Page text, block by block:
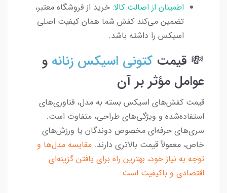
اطمینان از اصالت کالا: خرید از فروشگاه معتبر،
تضمین می‌کند کفش شما همان کیفیت اصلی
اسیکس را داشته باشد.
💸 قیمت کتونی اسیکس زنانه و
عوامل مؤثر بر آن
قیمت کفش‌های اسیکس بسته به مدل، فناوری‌های
استفاده‌شده و ویژگی‌های طراحی، متفاوت است.
سری‌های حرفه‌ای مخصوص دوندگان یا ورزش‌های
خاص، معمولاً قیمت بالاتری دارند. مقایسه مدل‌ها و
توجه به نیاز خود، بهترین راه برای یافتن گزینه‌ای
اقتصادی و باکیفیت است.